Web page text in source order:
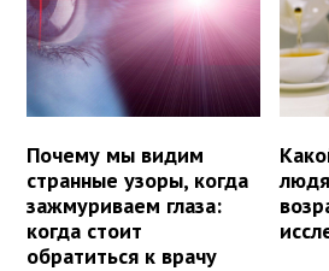
Почему мы видим
странные узоры, когда
зажмуриваем глаза:
когда стоит
обратиться к врачу